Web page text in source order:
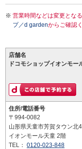
営業時間などは変更とな
プ／d gardenからご確認
店舗名
ドコモショップイオンモー
住所/電話番号
〒994-0082
山形県天童市芳賀タウン北
イオンモール天童 2階
TEL： 0120-023-848